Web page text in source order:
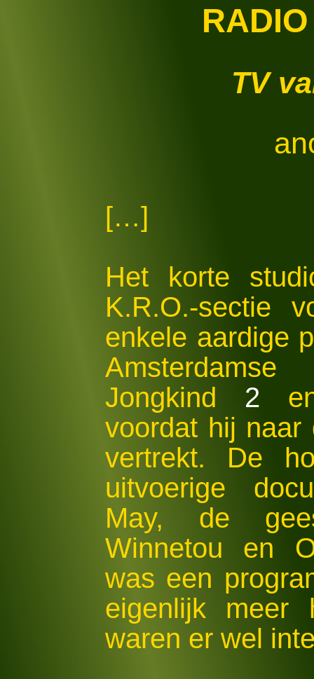
TV
[…]
Het korte
K.R.O.-sectie
enkele aardige
Jongkind 2
voordat hij naar
vertrekt. De
uitvoerige
May, de
Winnetou en
was een
eigenlijk meer
waren er wel